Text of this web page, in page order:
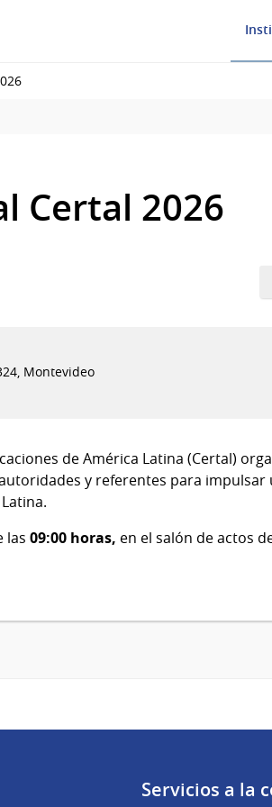
Certal 2026
Montevideo
de América Latina (Certal)
y referentes para impulsar
las 09:00 horas, en el salón de actos
Servicios a la